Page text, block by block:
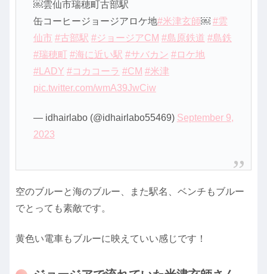
￼雲仙市瑞穂町古部駅
缶コーヒージョージアロケ地#米津玄師￼ #雲
仙市 #古部駅 #ジョージアCM #島原鉄道 #島鉄
#瑞穂町 #海に近い駅 #サバカン #ロケ地
#LADY #コカコーラ #CM #米津
pic.twitter.com/wmA39JwCiw
— idhairlabo (@idhairlabo55469) September 9,
2023
空のブルーと海のブルー、また駅名、ベンチもブルー
でとっても素敵です。
黄色い電車もブルーに映えていい感じです！